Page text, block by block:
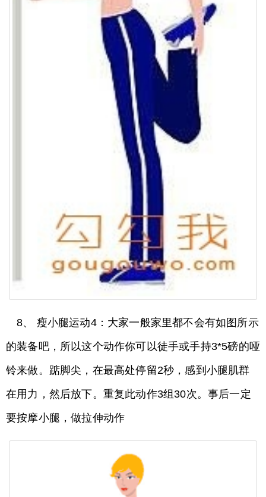
8、 瘦小腿运动4：大家一般家里都不会有如图所示
的装备吧，所以这个动作你可以徒手或手持3*5磅的哑
铃来做。踮脚尖，在最高处停留2秒，感到小腿肌群
在用力，然后放下。重复此动作3组30次。事后一定
要按摩小腿，做拉伸动作